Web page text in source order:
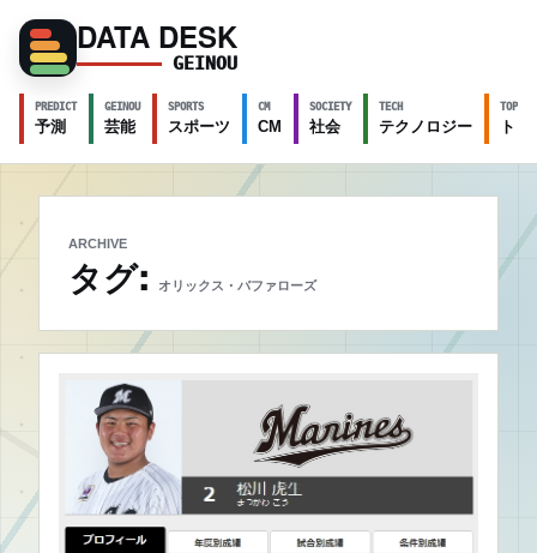
DATA DESK
GEINOU
PREDICT
予測
GEINOU
芸能
SPORTS
スポーツ
CM
CM
SOCIETY
社会
TECH
テクノロジー
TOPICS
ト
ARCHIVE
タグ: オリックス・バファローズ